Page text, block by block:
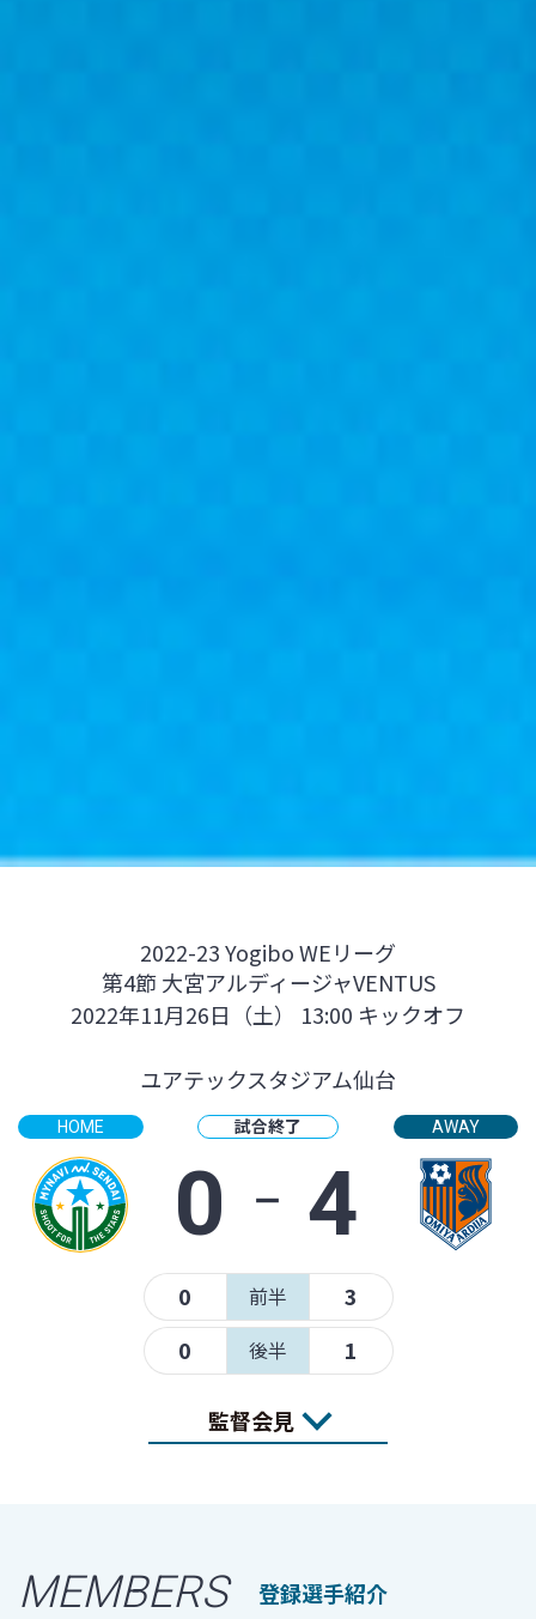
2022-23 Yogibo WEリーグ
第4節 大宮アルディージャVENTUS
2022年11月26日（土） 13:00 キックオフ
ユアテックスタジアム仙台
HOME 試合終了
0‐ 4
0 前半
3
0
後半 1
AWAY
監督会見
MEMBERS 登録選手紹介